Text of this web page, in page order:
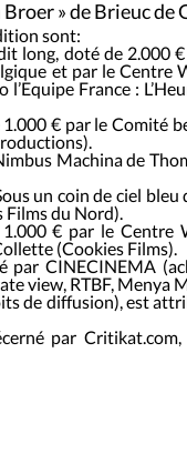
»de Brieuc de
sont:
long, doté de 2.000
et par le Centre
France :
€ par le Comité
Machinade
un coin de ciel bleu
Films du Nord).
€ par le Centre
(Cookies Films).
parCINECINEMA
view, RTBF, Menya
de diffusion), est
par Critikat.com,